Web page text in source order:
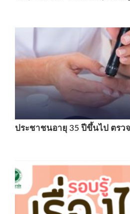
ประชาชนอายุ 35 ปีขึ้นไป ตรว